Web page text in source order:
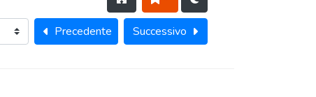
Precedente Successivo